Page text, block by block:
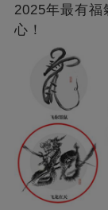
2025年最有
心！